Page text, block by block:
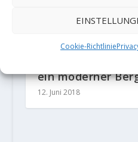
Cookie-Richtlinie
ein moderner
12. Juni 2018